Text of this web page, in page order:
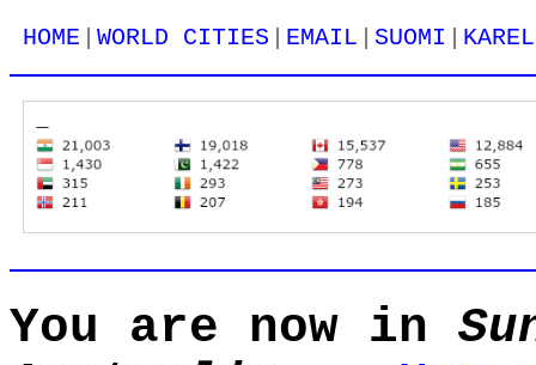
HOME | WORLD CITIES | EMAIL | SUOMI |
You are now in